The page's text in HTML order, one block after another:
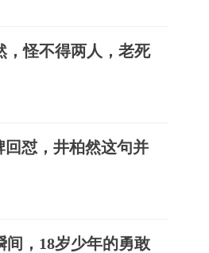
，怪不得两人，老死
怼，井柏然这句并
，18岁少年的勇敢